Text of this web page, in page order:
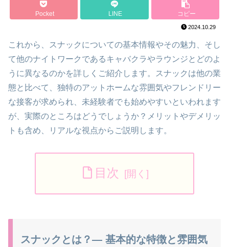
Pocket LINE コピー
2024.10.29
これから、スナックについての基本情報やその魅力、そし
て他のナイトワークであるキャバクラやラウンジとどのよ
うに異なるのかを詳しくご紹介します。スナックは他の業
態と比べて、独特のアットホームな雰囲気やフレンドリー
な接客が求められ、未経験者でも始めやすいといわれます
が、実際のところはどうでしょうか？メリットやデメリッ
トも含め、リアルな視点からご説明します。
目次
スナックとは？— 基本的な特徴と雰囲気